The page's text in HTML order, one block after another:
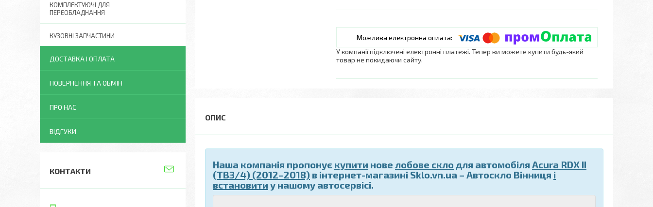
У компанії підключені електронні платежі. Тепер ви можете купити будь-який
товар не покидаючи сайту.
Наша компанія пропонує купити нове лобове скло для автомобіляAcura RDX II
(TB3/4) (2012–2018) в інтернет-магазині Sklo.vn.ua – Автоскло Вінниця і
встановити у нашому автосервісі.
КОМПЛЕКТУЮЧІ ДЛЯ
ПЕРЕОБЛАДНАННЯ
КУЗОВНІ ЗАПЧАСТИНИ
ДОСТАВКА І ОПЛАТА
ПОВЕРНЕННЯ ТА ОБМІН
ПРО НАС
ВІДГУКИ
КОНТАКТИ